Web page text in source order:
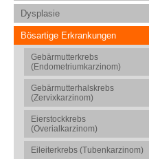
Dysplasie
Bösartige Erkrankungen
Gebärmutterkrebs
(Endometriumkarzinom)
Gebärmutterhalskrebs
(Zervixkarzinom)
Eierstockkrebs
(Overialkarzinom)
Eileiterkrebs (Tubenkarzinom)